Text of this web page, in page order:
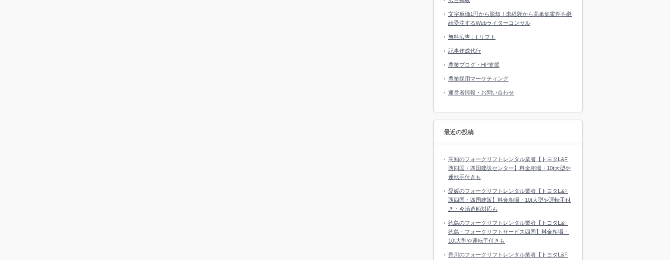
文字単価1円から脱却！未経験から高単価案件を継
続受注するWebライターコンサル
無料広告：Fリフト
記事作成代行
農業ブログ・HP支援
農業採用マーケティング
運営者情報・お問い合わせ
最近の投稿
高知のフォークリフトレンタル業者【トヨタL&F
西四国・四国建設センター】料金相場・10t大型や
運転手付きも
愛媛のフォークリフトレンタル業者【トヨタL&F
西四国・四国建販】料金相場・10t大型や運転手付
き・今治造船対応も
徳島のフォークリフトレンタル業者【トヨタL&F
徳島・フォークリフトサービス四国】料金相場・
10t大型や運転手付きも
香川のフォークリフトレンタル業者【トヨタL&F